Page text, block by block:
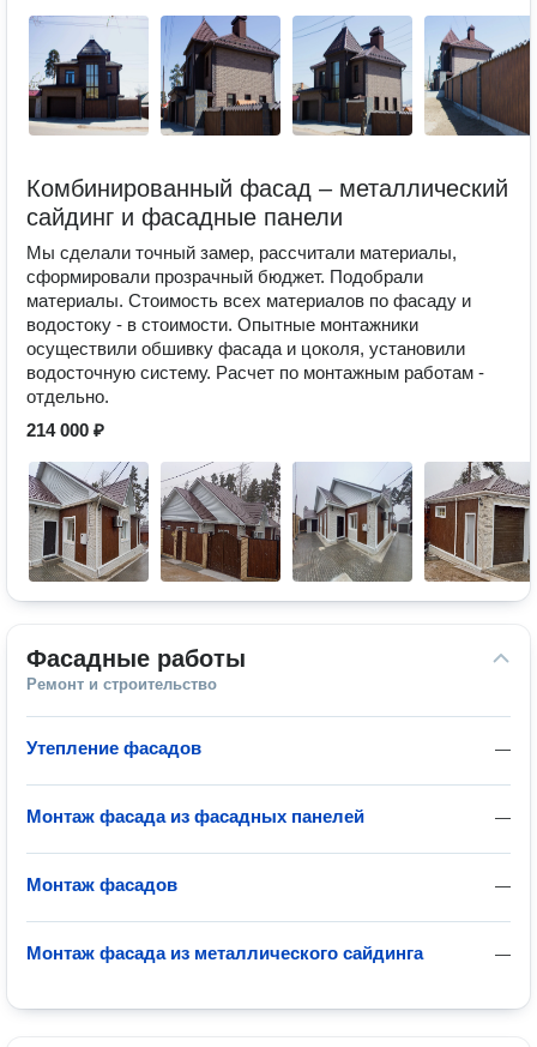
Комбинированный фасад – металлический
сайдинг и фасадные панели
Мы сделали точный замер, рассчитали материалы,
сформировали прозрачный бюджет. Подобрали
материалы. Стоимость всех материалов по фасаду и
водостоку - в стоимости. Опытные монтажники
осуществили обшивку фасада и цоколя, установили
водосточную систему. Расчет по монтажным работам -
отдельно.
214 000 ₽
Фасадные работы
Ремонт и строительство
—
Утепление фасадов
—
Монтаж фасада из фасадных панелей
—
Монтаж фасадов
—
Монтаж фасада из металлического сайдинга